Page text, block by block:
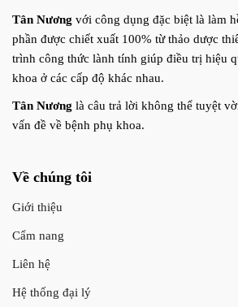
Tân Nương với công dụng đặc biệt là làm
phần được chiết xuất 100% từ thảo dược
trình công thức lành tính giúp điều trị hiệu
khoa ở các cấp độ khác nhau.
Tân Nương là câu trả lời không thể tuyệt
vấn đề về bệnh phụ khoa.
Về chúng tôi
Giới thiệu
Cẩm nang
Liên hệ
Hệ thống đại lý